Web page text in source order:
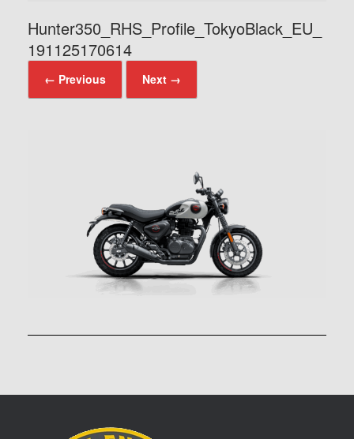
Hunter350_RHS_Profile_TokyoBlack_EU_
191125170614
← Previous Next →